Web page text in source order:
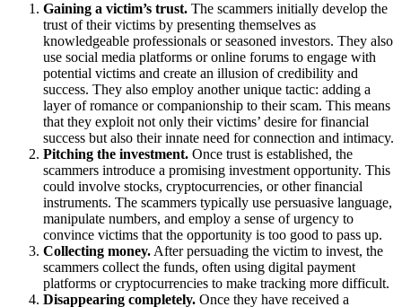
Gaining a victim’s trust. The scammers initially develop the
trust of their victims by presenting themselves as
knowledgeable professionals or seasoned investors. They also
use social media platforms or online forums to engage with
potential victims and create an illusion of credibility and
success. They also employ another unique tactic: adding a
layer of romance or companionship to their scam. This means
that they exploit not only their victims’ desire for financial
success but also their innate need for connection and intimacy.
Pitching the investment. Once trust is established, the
scammers introduce a promising investment opportunity. This
could involve stocks, cryptocurrencies, or other financial
instruments. The scammers typically use persuasive language,
manipulate numbers, and employ a sense of urgency to
convince victims that the opportunity is too good to pass up.
Collecting money. After persuading the victim to invest, the
scammers collect the funds, often using digital payment
platforms or cryptocurrencies to make tracking more difficult.
Disappearing completely. Once they have received a